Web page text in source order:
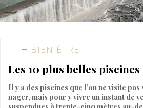
BIEN-ÊTRE
Les 10 plus belles
Il y a des piscines que l’on ne visite
nager, mais pour y vivre un instant de